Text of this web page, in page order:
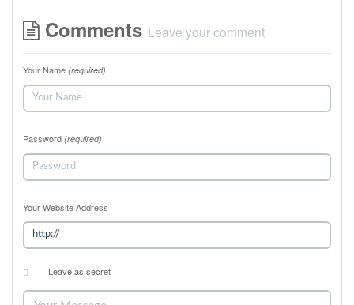
Comments Leave your comment
Your Name (required)
Password (required)
Your Website Address
Leave as secret